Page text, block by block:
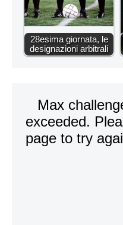
28esima giornata, le
designazioni arbitrali